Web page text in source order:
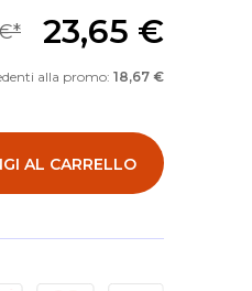
23,65 €
alla promo: 18,67 €
AL CARRELLO